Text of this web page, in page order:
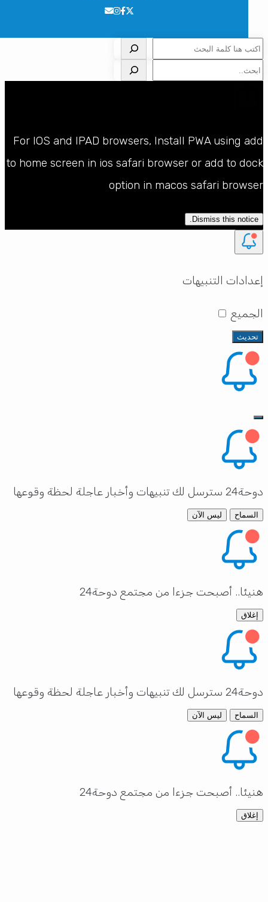
For IOS and IPAD browsers, Install PWA using
to home screen in ios safari browser or add to
option in macos safari
Dismiss this notice.
التنبيهات
تحديث
تنبيهات وأخبار عاجلة لحظة وقوعها
السماح ليس الآن
أصبحت جزءا من مجتمع دوحة24
إغلاق
تنبيهات وأخبار عاجلة لحظة وقوعها
السماح ليس الآن
أصبحت جزءا من مجتمع دوحة24
إغلاق